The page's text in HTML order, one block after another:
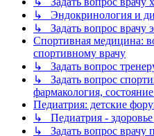
↳ Эндокринология и
↳ Задать вопрос врачу
Спортивная медицина:
спортивному врачу
↳ Задать вопрос
↳ Задать вопрос
фармакология,
Педиатрия: детские
↳ Педиатрия - здоровье
↳ Задать вопрос врачу